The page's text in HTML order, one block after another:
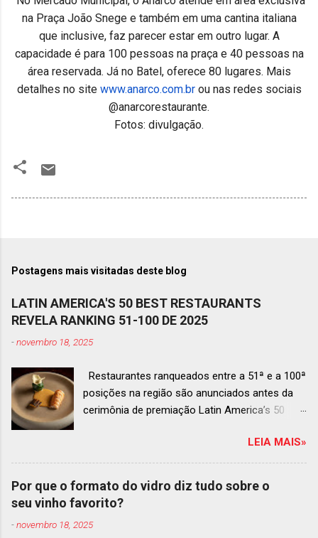
na Praça João Snege e também em uma cantina italiana
que inclusive, faz parecer estar em outro lugar. A
capacidade é para 100 pessoas na praça e 40 pessoas na
área reservada. Já no Batel, oferece 80 lugares. Mais
detalhes no site www.anarco.com.brou nas redes sociais
@anarcorestaurante.
Fotos: divulgação.
Postagens mais visitadas deste blog
LATIN AMERICA'S 50 BEST RESTAURANTS
REVELA RANKING 51-100 DE 2025
-novembro 18, 2025
Restaurantes ranqueados entre a 51ª e a 100ª
posições na região são anunciados antes da
cerimônia de premiação Latin America’s 50
de dezembro em Antígua, Guatemala
Prato do Origem, o brasileiro mais
bem ranqueado na lista estendida O Latin
America’s 50 Best Restaurants anunciou hoje a
ranqueados nas posições No.51 a No.100,em
LEIA MAIS»
Por que o formato do vidro diz tudo sobre o
seu vinho favorito?
-novembro 18, 2025